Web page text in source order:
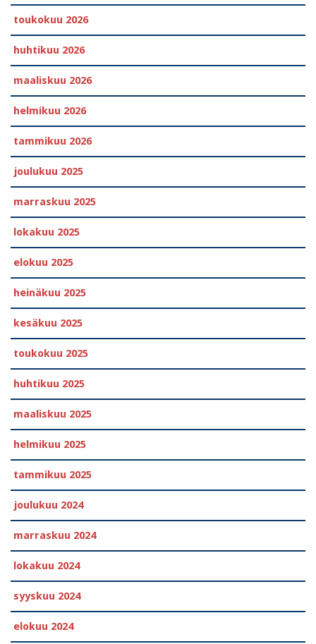
toukokuu 2026
huhtikuu 2026
maaliskuu 2026
helmikuu 2026
tammikuu 2026
joulukuu 2025
marraskuu 2025
lokakuu 2025
elokuu 2025
heinäkuu 2025
kesäkuu 2025
toukokuu 2025
huhtikuu 2025
maaliskuu 2025
helmikuu 2025
tammikuu 2025
joulukuu 2024
marraskuu 2024
lokakuu 2024
syyskuu 2024
elokuu 2024